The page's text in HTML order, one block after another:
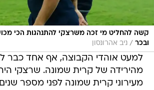
קשה להחליט מי זכה משרצקי להתנהגות הכי
ובכר / ניב אהרונסון
למעט אוהדי הקבוצה, אף אחד כבר
מהירידה של קרית שמונה. שרצקי
מעירוני קרית שמונה לפני מספר